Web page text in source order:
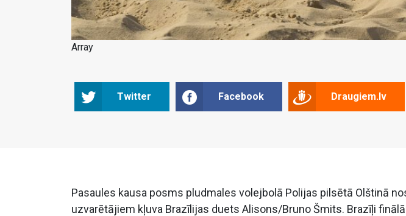
Array
Twitter Facebook Draugiem.lv
Pasaules kausa posms pludmales volejbolā Polijas pilsētā Olštinā
uzvarētājiem kļuva Brazīlijas duets Alisons/Bruno Šmits. Brazīļi